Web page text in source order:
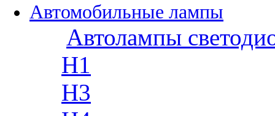
Автомобильные лампы
Автолампы
H1
H3